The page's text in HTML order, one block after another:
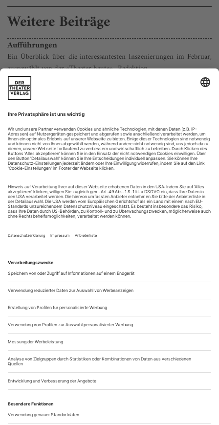
Weitere Beiträge
Aufführungen
Ein Überblick über die interessantesten Inszenierungen im Februar,
ausgewählt von der «Theater heute»- Redaktion.
Das Leben ist bekanntlich ein langer, ruhiger Fluss – es sei
denn, es kommt eine Revolution dazwischen. Genau das plant
die mit allen Ironiewassern gewaschene britisch-deutschen
an keinem geringeren Ort als der Volksbühne am Rosa-
Luxemburg-Platz, heroisch erstmals auf großer Bühne, auf der
es für die erwarteten...
Was Neues, was Neues!
Fast ein halbes Jahrhundert war Katharina Matz Ensemble-Mitglied
im Hamburger Thalia Theater. Höchste Zeit für Veränderung
frisch gegründeten Magazins «Theater heute», im November
Günther Jerschke», steht da knapp am Ende eines Verrisses
aus den Hamburger Kammerspielen, «waren angemessen in
Episoden beschäftigt.» Das Stück hieß «Lucy Crown», war
eine misslungene...
Das Haus an der Grenze
Marius von Mayenburg «Der Stein» Wiesbaden
Wie erzählt man Geschichte? Indem man Geschichten erzählt.
Sechs Figuren lässt Marius von Mayenburg in seinem Stück
«Der Stein» (abgedruckt in TH 10/08) auftreten, um aus
ihren von «echten» Menschen inspirierten Biografien kurze
Szenen zu destillieren. Deutschland zwischen 1935 und
1993, dazu ein Haus in Dresden, das sie alle zu